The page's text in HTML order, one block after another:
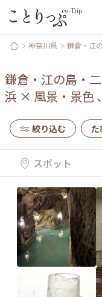
神奈川県 鎌倉・江
鎌倉・江の島・
浜 × 風景・景色、
絞り込む た
スポット